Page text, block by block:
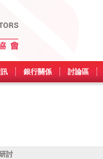
銀行關係 討論區
討